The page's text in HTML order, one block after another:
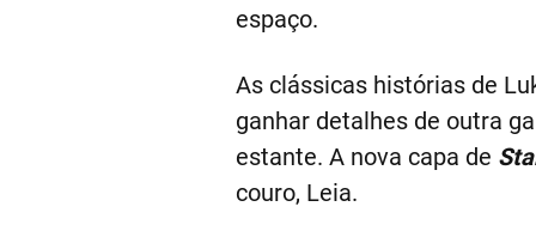
espaço.
As clássicas histórias de
ganhar detalhes de outra
estante. A nova capa de
couro, Leia.